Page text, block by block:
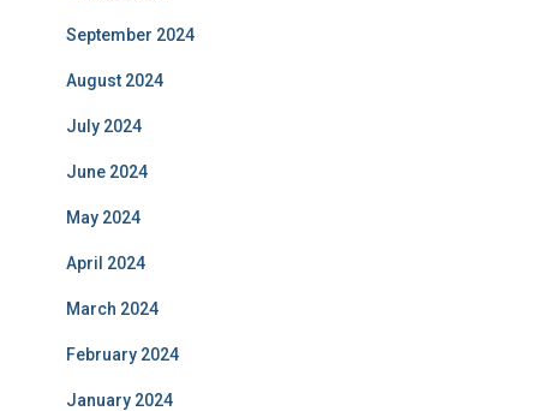
September 2024
August 2024
July 2024
June 2024
May 2024
April 2024
March 2024
February 2024
January 2024